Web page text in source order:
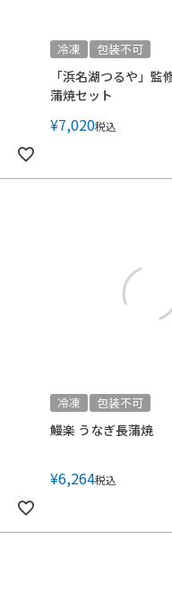
冷凍 包装不可
「浜名湖つるや」監
蒲焼セット
¥7,020税込
冷凍 包装不可
鰻楽 うなぎ長蒲焼
¥6,264税込